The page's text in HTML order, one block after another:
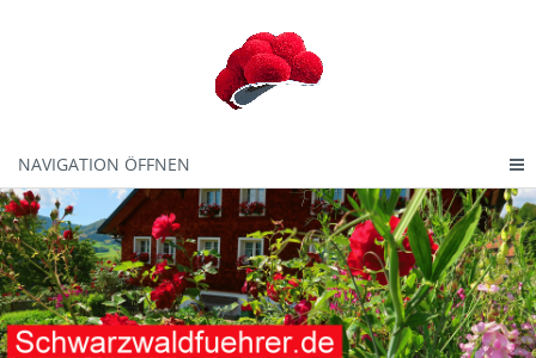
NAVIGATION ÖFFNEN